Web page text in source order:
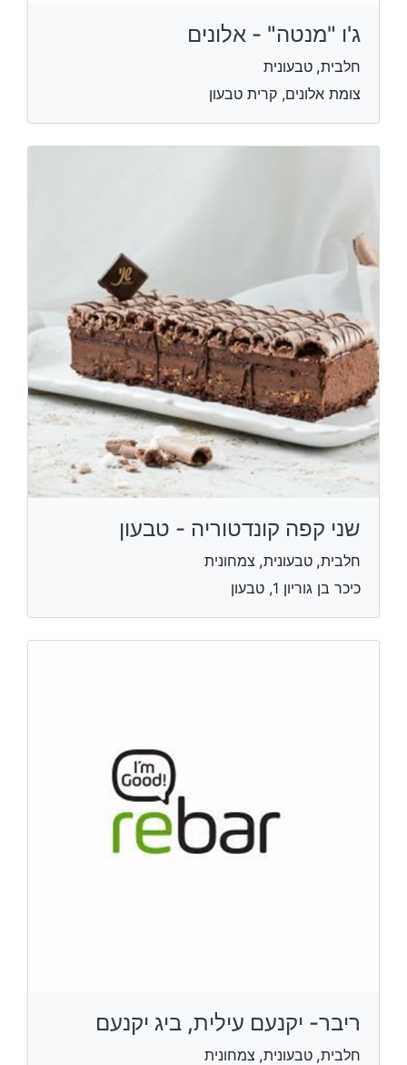
ג'ו "מנטה" - אלונים
חלבית, טבעונית
צומת אלונים, קרית טבעון
שני קפה קונדטוריה - טבעון
חלבית, טבעונית, צמחונית
כיכר בן גוריון 1, טבעון
ריבר- יקנעם עילית, ביג יקנעם
חלבית, טבעונית, צמחונית